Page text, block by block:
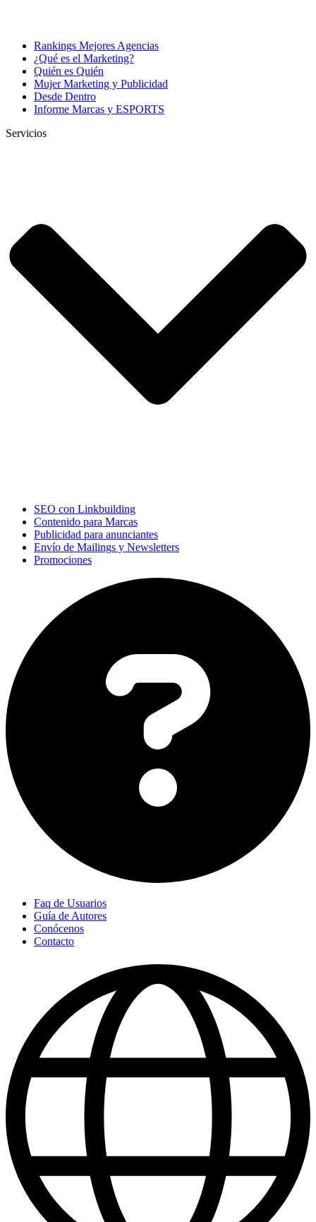
Rankings Mejores Agencias
¿Qué es el Marketing?
Quién es Quién
Mujer Marketing y Publicidad
Desde Dentro
Informe Marcas y ESPORTS
Servicios
SEO con Linkbuilding
Contenido para Marcas
Publicidad para anunciantes
Envío de Mailings y Newsletters
Promociones
Faq de Usuarios
Guía de Autores
Conócenos
Contacto